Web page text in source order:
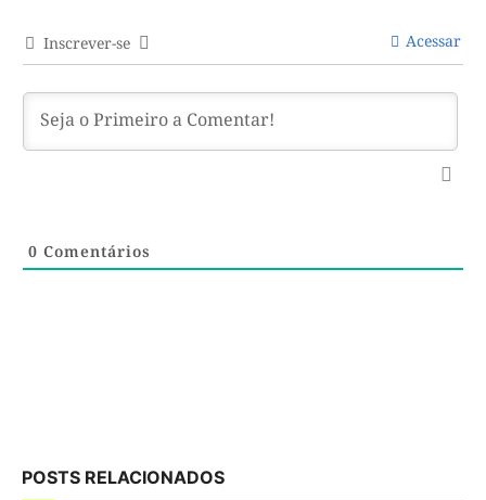
Inscrever-se Acessar
0 Comentários
POSTS RELACIONADOS